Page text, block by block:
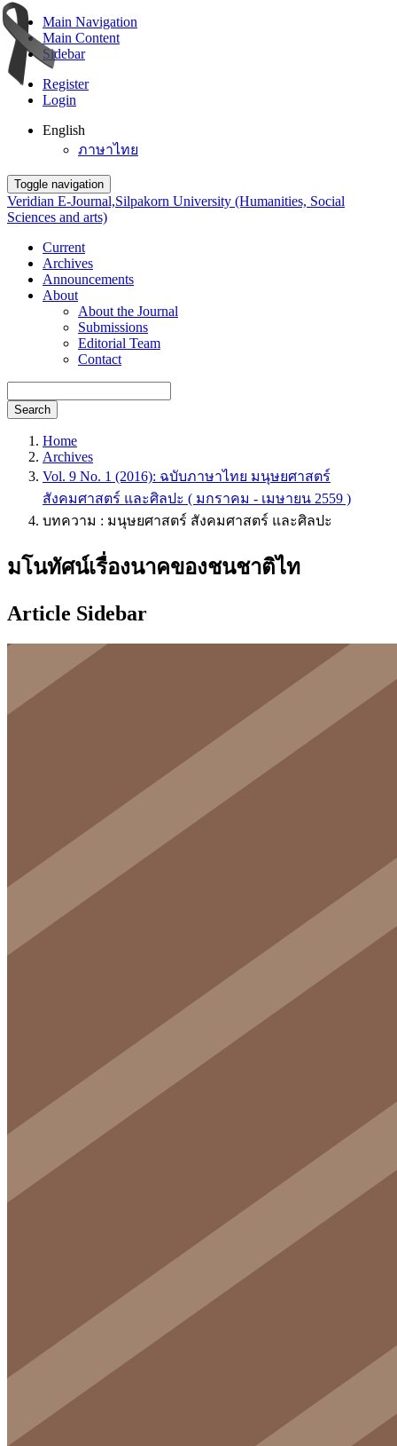
Main Navigation
Main Content
Sidebar
Register
Login
English
ภาษาไทย
Toggle navigation
Veridian E-Journal,Silpakorn University (Humanities, Social
Sciences and arts)
Current
Archives
Announcements
About
About the Journal
Submissions
Editorial Team
Contact
Search
Home
Archives
Vol. 9 No. 1 (2016): ฉบับภาษาไทย มนุษยศาสตร์
สังคมศาสตร์ และศิลปะ ( มกราคม - เมษายน 2559 )
บทความ : มนุษยศาสตร์ สังคมศาสตร์ และศิลปะ
มโนทัศน์เรื่องนาคของชนชาติไท
Article Sidebar